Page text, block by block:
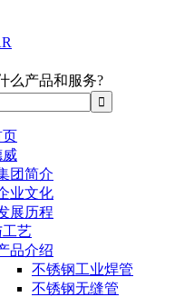
么产品和服务?
页
威
团简介
业文化
展历程
工艺
品介绍
不锈钢工业焊管
不锈钢无缝管